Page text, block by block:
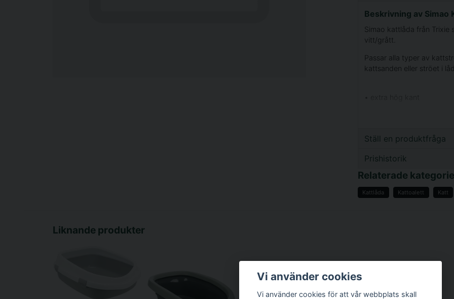
Beskrivning av
Simao kattlåda från Trixie
vitt/grått.
Passar alla typer av
kattsanden eller ströet i
Ställ en produktfråga
question
Prishistorik
Relaterade
Kattlåda Kattoalett Katt
Liknande produkter
Vi använder cookies
Vi använder cookies för att vår webbplats skall